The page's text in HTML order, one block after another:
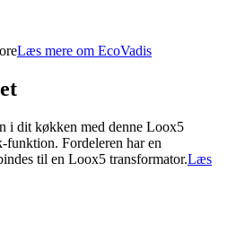
Læs mere om EcoVadis
i dit køkken med denne Loox5
Fordeleren har en
til en Loox5 transformator.Læs